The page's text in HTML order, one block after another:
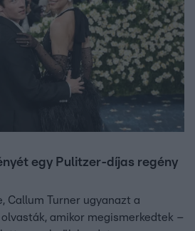
egy Pulitzer-díjas regény
Callum Turner ugyanazt a
amikor megismerkedtek –